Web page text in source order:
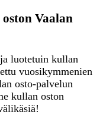
Vaalan
luotetuin kullan
vuosikymmenien
osto-palvelun
kullan oston